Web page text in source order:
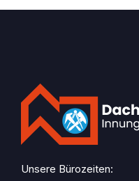
Unsere Bürozeiten: